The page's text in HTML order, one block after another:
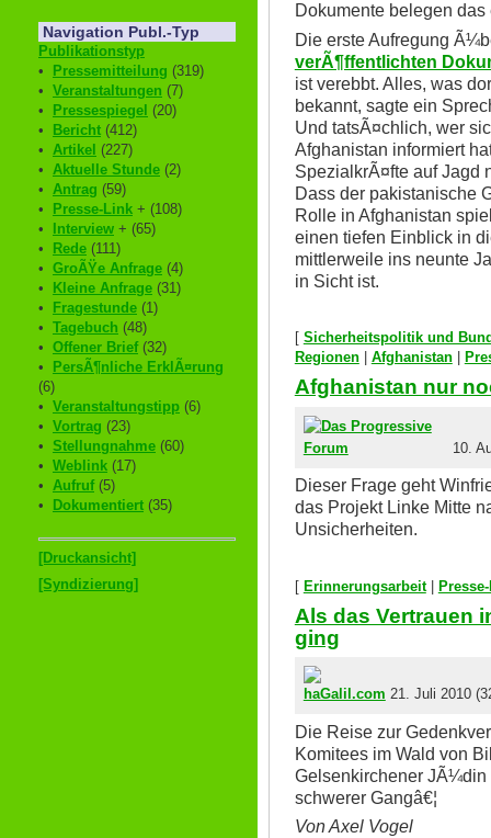
Navigation Publ.-Typ
Publikationstyp
•
Pressemitteilung (319)
• Veranstaltungen (7)
•
Pressespiegel (20)
•
Bericht (412)
• Artikel (227)
• Aktuelle Stunde (2)
• Antrag (59)
•
Presse-Link + (108)
•
Interview + (65)
•
Rede (111)
• GroÃŸe Anfrage (4)
•
Kleine Anfrage (31)
•
Fragestunde (1)
• Tagebuch (48)
• Offener Brief(32)
•
PersÃ¶nliche ErklÃ¤rung
(6)
• Veranstaltungstipp (6)
• Vortrag (23)
• Stellungnahme (60)
• Weblink (17)
• Aufruf(5)
•
Dokumentiert (35)
[Druckansicht]
[Syndizierung]
Dokumente belegen das
Die erste Aufregung
verÃ¶ffentlichten
ist verebbt. Alles, was
bekannt, sagte ein
Und tatsÃ¤chlich, wer
Afghanistan informiert
SpezialkrÃ¤fte auf Jagd
Dass der pakistanische
Rolle in Afghanistan
einen tiefen Einblick in
mittlerweile ins neunte
in Sicht ist.
[ Sicherheitspolitik und
Regionen| Afghanistan|
Afghanistan nur
10.
Dieser Frage geht
das Projekt Linke Mitte
Unsicherheiten.
[ Erinnerungsarbeit|
Als das Vertrauen
ging
21. Juli 2010
Die Reise zur
Komitees im Wald von
Gelsenkirchener JÃ¼din
schwerer Gangâ€¦
Von Axel Vogel